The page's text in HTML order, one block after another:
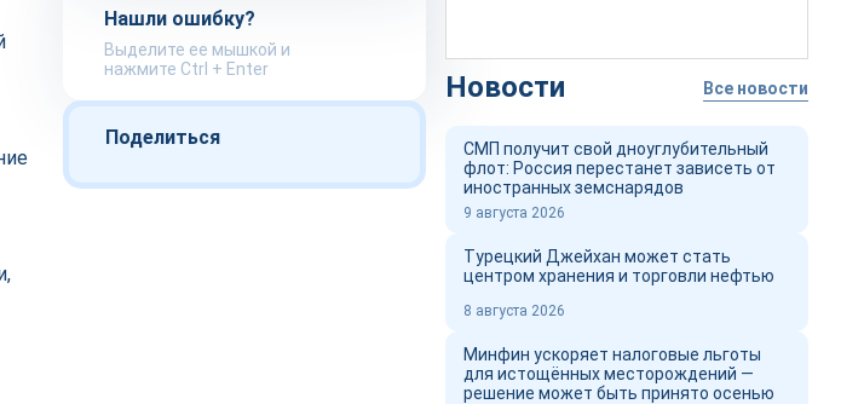
Нашли ошибку?
Выделите ее мышкой и
нажмите Ctrl + Enter
Поделиться
Новости Все новости
СМП получит свой дноуглубительный
флот: Россия перестанет зависеть от
иностранных земснарядов
9 августа 2026
Турецкий Джейхан может стать
центром хранения и торговли нефтью
8 августа 2026
Минфин ускоряет налоговые льготы
для истощённых месторождений —
решение может быть принято осенью